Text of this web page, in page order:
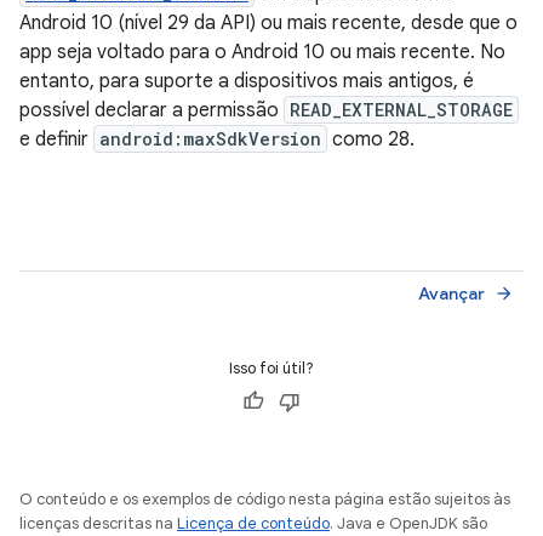
Android 10 (nível 29 da API) ou mais recente, desde que o
app seja voltado para o Android 10 ou mais recente. No
entanto, para suporte a dispositivos mais antigos, é
possível declarar a permissão READ_EXTERNAL_STORAGE
e definir android:maxSdkVersion como 28.
Avançar arrow_forward
Isso foi útil?
O conteúdo e os exemplos de código nesta página estão sujeitos às
licenças descritas na Licença de conteúdo. Java e OpenJDK são